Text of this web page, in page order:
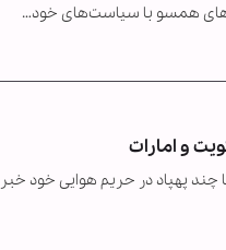
همسو با سیاست‌های خود…
و امارات
چند پهپاد در حریم هوایی خود خبر